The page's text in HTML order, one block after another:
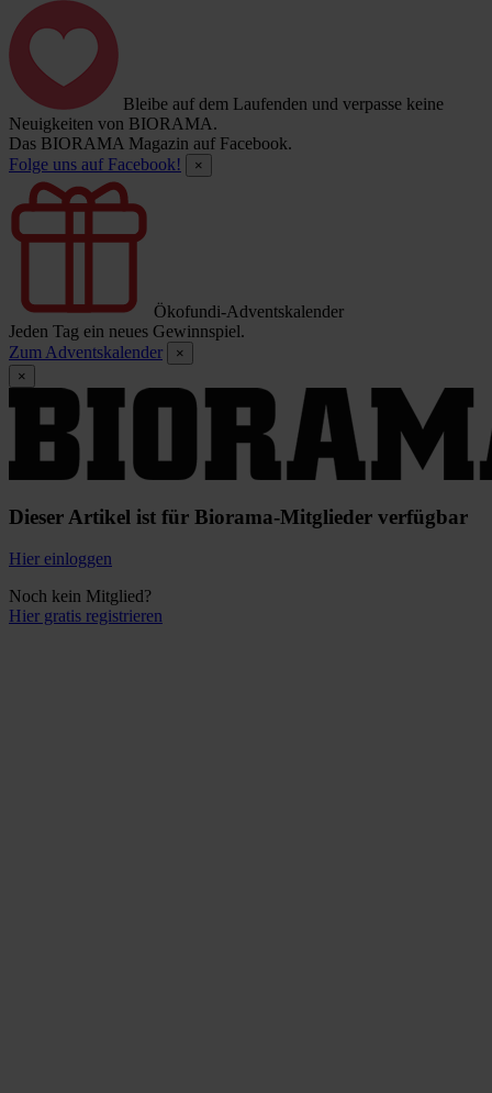
Bleibe auf dem Laufenden und verpasse keine
Neuigkeiten von BIORAMA.
Das BIORAMA Magazin auf Facebook.
Folge uns auf Facebook!
×
Ökofundi-Adventskalender
Jeden Tag ein neues Gewinnspiel.
Zum Adventskalender
×
×
Dieser Artikel ist für Biorama-Mitglieder verfügbar
Hier einloggen
Noch kein Mitglied?
Hier gratis registrieren